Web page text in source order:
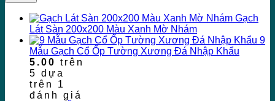
Gạch
Lát Sàn 200x200 Màu Xanh Mờ Nhám
9
Mẫu Gạch Cổ Ốp Tường Xương Đá Nhập Khẩu
5.00 trên
5 dựa
trên 1
đánh giá